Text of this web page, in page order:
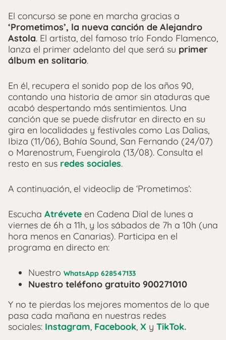
El concurso se pone en marcha gracias a
‘Prometimos’, la nueva canción de Alejandro
Astola. El artista, del famoso trío Fondo Flamenco,
lanza el primer adelanto del que será su primer
álbum en solitario.
En él, recupera el sonido pop de los años 90,
contando una historia de amor sin ataduras que
acabó despertando más sentimientos. Una
canción que se puede disfrutar en directo en su
gira en localidades y festivales como Las Dalias,
Ibiza (11/06), Bahía Sound, San Fernando (24/07)
o Marenostrum, Fuengirola (13/08). Consulta el
resto en sus redes sociales.
A continuación, el videoclip de ‘Prometimos’:
Escucha Atrévete en Cadena Dial de lunes a
viernes de 6h a 11h, y los sábados de 7h a 10h (una
hora menos en Canarias). Participa en el
programa en directo en:
Nuestro WhatsApp 628547133
Nuestro teléfono gratuito 900271010
Y no te pierdas los mejores momentos de lo que
pasa cada mañana en nuestras redes
sociales: Instagram, Facebook, X y TikTok.